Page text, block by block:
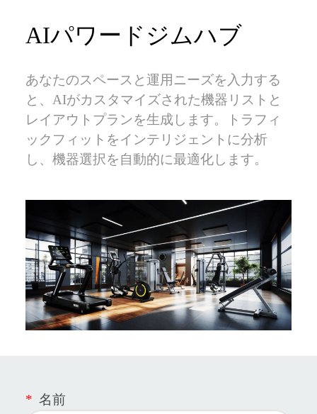
AIパワードジムハブ
あなたのスペースと運用ニーズを入力する
と、AIがカスタマイズされた機器リストと
レイアウトプランを生成します。トラフィ
ックフィットをインテリジェントに分析
し、機器選択を自動的に最適化します。
* 名前